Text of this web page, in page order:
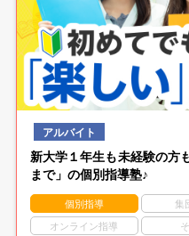
アルバイト
新大学１年生も未経験の方
まで」の個別指導塾♪
個別指導 集
オンライン指導